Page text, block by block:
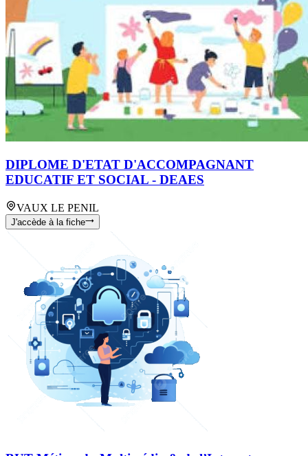
DIPLOME D'ETAT D'ACCOMPAGNANT
EDUCATIF ET SOCIAL - DEAES
VAUX LE PENIL
J'accède à la fiche